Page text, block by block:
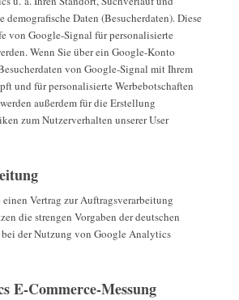
demografische Daten (Besucherdaten). Diese
von Google-Signal für personalisierte
Wenn Sie über ein Google-Konto
von Google-Signal mit Ihrem
und für personalisierte Werbebotschaften
außerdem für die Erstellung
zum Nutzerverhalten unserer User
Vertrag zur Auftragsverarbeitung
die strengen Vorgaben der deutschen
der Nutzung von Google Analytics
E-Commerce-Messung